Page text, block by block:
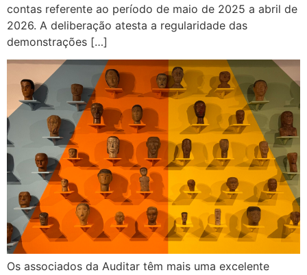
contas referente ao período de maio de 2025 a abril de
2026. A deliberação atesta a regularidade das
demonstrações […]
Os associados da Auditar têm mais uma excelente